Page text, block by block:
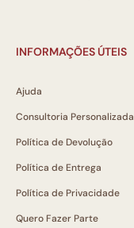
INFORMAÇÕES ÚTEIS
Ajuda
Consultoria Personalizada
Política de Devolução
Política de Entrega
Política de Privacidade
Quero Fazer Parte